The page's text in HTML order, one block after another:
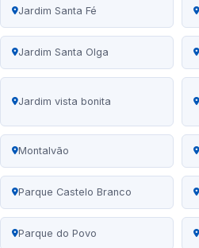
Jardim Santa Fé
Jardim Santa Olga
Jardim vista bonita
Montalvão
Parque Castelo Branco
Parque do Povo